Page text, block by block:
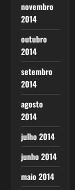
novembro
2014
outubro
2014
setembro
2014
agosto
2014
julho 2014
junho 2014
maio 2014